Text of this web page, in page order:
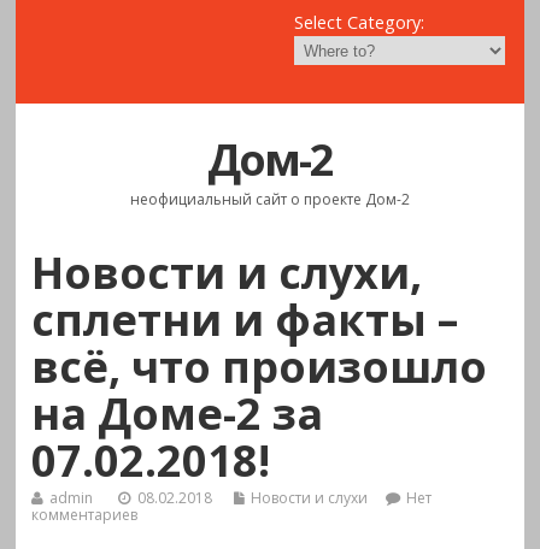
Select Category:
Дом-2
неофициальный сайт о проекте Дом-2
Новости и слухи,
сплетни и факты –
всё, что произошло
на Доме-2 за
07.02.2018!
admin 08.02.2018 Новости и слухи
Нет
комментариев